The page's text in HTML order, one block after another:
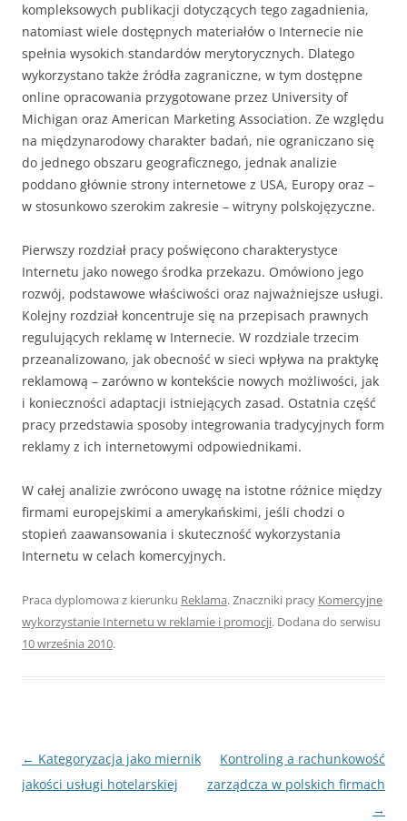
kompleksowych publikacji dotyczących tego zagadnienia,
natomiast wiele dostępnych materiałów o Internecie nie
spełnia wysokich standardów merytorycznych. Dlatego
wykorzystano także źródła zagraniczne, w tym dostępne
online opracowania przygotowane przez University of
Michigan oraz American Marketing Association. Ze względu
na międzynarodowy charakter badań, nie ograniczano się
do jednego obszaru geograficznego, jednak analizie
poddano głównie strony internetowe z USA, Europy oraz –
w stosunkowo szerokim zakresie – witryny polskojęzyczne.
Pierwszy rozdział pracy poświęcono charakterystyce
Internetu jako nowego środka przekazu. Omówiono jego
rozwój, podstawowe właściwości oraz najważniejsze usługi.
Kolejny rozdział koncentruje się na przepisach prawnych
regulujących reklamę w Internecie. W rozdziale trzecim
przeanalizowano, jak obecność w sieci wpływa na praktykę
reklamową – zarówno w kontekście nowych możliwości, jak
i konieczności adaptacji istniejących zasad. Ostatnia część
pracy przedstawia sposoby integrowania tradycyjnych form
reklamy z ich internetowymi odpowiednikami.
W całej analizie zwrócono uwagę na istotne różnice między
firmami europejskimi a amerykańskimi, jeśli chodzi o
stopień zaawansowania i skuteczność wykorzystania
Internetu w celach komercyjnych.
Praca dyplomowa z kierunku Reklama. Znaczniki pracy Komercyjne
wykorzystanie Internetu w reklamie i promocji. Dodana do serwisu
10 września 2010.
Nawigacja
wpisu
← Kategoryzacja jako miernik
jakości usługi hotelarskiej
Kontroling a rachunkowość
zarządcza w polskich firmach
→